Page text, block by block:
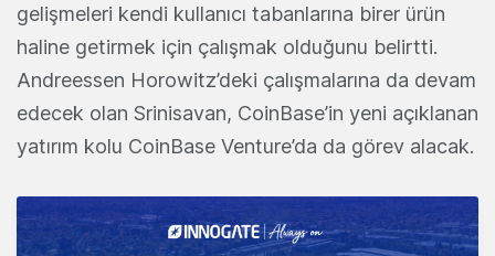
gelişmeleri kendi kullanıcı tabanlarına birer ürün
haline getirmek için çalışmak olduğunu belirtti.
Andreessen Horowitz’deki çalışmalarına da devam
edecek olan Srinisavan, CoinBase’in yeni açıklanan
yatırım kolu CoinBase Venture’da da görev alacak.